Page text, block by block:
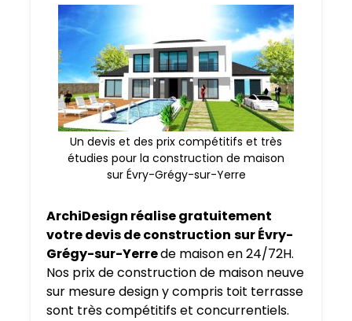
Un devis et des prix compétitifs et très
étudies pour la construction de maison
sur Évry-Grégy-sur-Yerre
ArchiDesign réalise gratuitement
votre devis de construction sur Évry-
Grégy-sur-Yerrede maison en 24/72H.
Nos prix de construction de maison neuve
sur mesure design y compris toit terrasse
sont très compétitifs et concurrentiels.